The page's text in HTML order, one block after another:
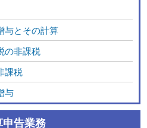
与とその計算
の非課税
課税
与
告業務